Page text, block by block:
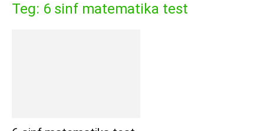
Teg: 6 sinf matematika test